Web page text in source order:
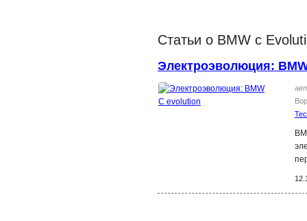
Статьи о BMW c
Электроэволюция: